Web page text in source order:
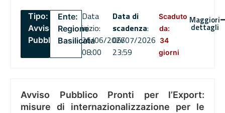
Tipo:
Avviso
Pubblico
Ente:
Regione
Basilicata
Data
inizio:
26/06/2026
08:00
Data di
scadenza:
06/07/2026
23:59
Scaduto
da:
34
giorni
Maggiori
dettagli
Avviso Pubblico Pronti per l’Export:
misure di internazionalizzazione per le